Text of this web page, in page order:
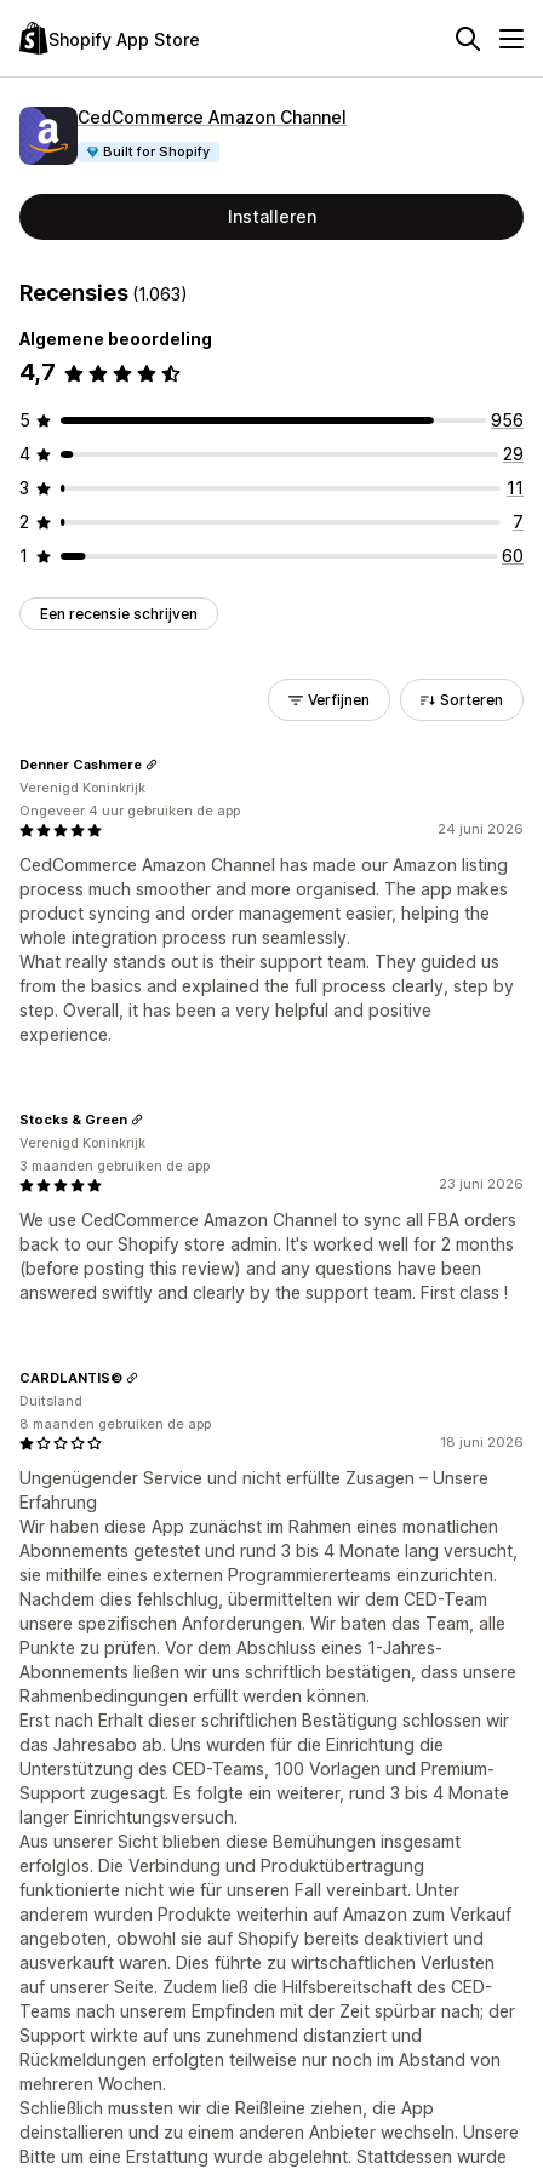
Shopify App Store
CedCommerce Amazon Channel
Built for Shopify
Installeren
Recensies (1.063)
Algemene beoordeling
4,7
5
956
4
29
3
11
2
7
1
60
Een recensie schrijven
Verfijnen Sorteren
24 juni 2026
CedCommerce Amazon Channel has made our Amazon listing
process much smoother and more organised. The app makes
product syncing and order management easier, helping the
whole integration process run seamlessly.
What really stands out is their support team. They guided us
from the basics and explained the full process clearly, step by
step. Overall, it has been a very helpful and positive
experience.
Denner Cashmere
Verenigd Koninkrijk
Ongeveer 4 uur gebruiken de app
23 juni 2026
We use CedCommerce Amazon Channel to sync all FBA orders
back to our Shopify store admin. It's worked well for 2 months
(before posting this review) and any questions have been
answered swiftly and clearly by the support team. First class !
Stocks & Green
Verenigd Koninkrijk
3 maanden gebruiken de app
18 juni 2026
Ungenügender Service und nicht erfüllte Zusagen – Unsere
Erfahrung
Wir haben diese App zunächst im Rahmen eines monatlichen
Abonnements getestet und rund 3 bis 4 Monate lang versucht,
sie mithilfe eines externen Programmiererteams einzurichten.
Nachdem dies fehlschlug, übermittelten wir dem CED-Team
unsere spezifischen Anforderungen. Wir baten das Team, alle
Punkte zu prüfen. Vor dem Abschluss eines 1-Jahres-
Abonnements ließen wir uns schriftlich bestätigen, dass unsere
Rahmenbedingungen erfüllt werden können.
Erst nach Erhalt dieser schriftlichen Bestätigung schlossen wir
das Jahresabo ab. Uns wurden für die Einrichtung die
Unterstützung des CED-Teams, 100 Vorlagen und Premium-
Support zugesagt. Es folgte ein weiterer, rund 3 bis 4 Monate
langer Einrichtungsversuch.
Aus unserer Sicht blieben diese Bemühungen insgesamt
erfolglos. Die Verbindung und Produktübertragung
funktionierte nicht wie für unseren Fall vereinbart. Unter
anderem wurden Produkte weiterhin auf Amazon zum Verkauf
angeboten, obwohl sie auf Shopify bereits deaktiviert und
ausverkauft waren. Dies führte zu wirtschaftlichen Verlusten
auf unserer Seite. Zudem ließ die Hilfsbereitschaft des CED-
Teams nach unserem Empfinden mit der Zeit spürbar nach; der
Support wirkte auf uns zunehmend distanziert und
Rückmeldungen erfolgten teilweise nur noch im Abstand von
mehreren Wochen.
Schließlich mussten wir die Reißleine ziehen, die App
deinstallieren und zu einem anderen Anbieter wechseln. Unsere
Bitte um eine Erstattung wurde abgelehnt. Stattdessen wurde
CARDLANTIS©
Duitsland
8 maanden gebruiken de app